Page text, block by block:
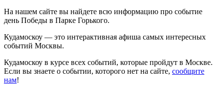
На нашем сайте вы найдете всю информацию про событие
день Победы в Парке Горького.
Кудамоскоу — это интерактивная афиша самых интересных
событий Москвы.
Кудамоскоу в курсе всех событий, которые пройдут в Москве.
Если вы знаете о событии, которого нет на сайте, сообщите
нам!